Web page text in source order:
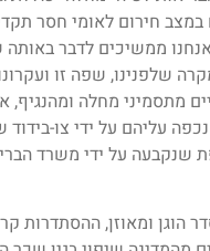
חירום לאומי חסר
ממשיכים לדבר
שלפנינו, שפה זו
מתסמיני מחלה
עליהם על ידי צו-בידוד
על ידי משרד
הוגן ומאוזן, ההסתדרות